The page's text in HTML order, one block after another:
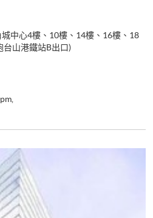
中心4樓、10樓、14樓、16樓、18
台山港鐵站B出口)